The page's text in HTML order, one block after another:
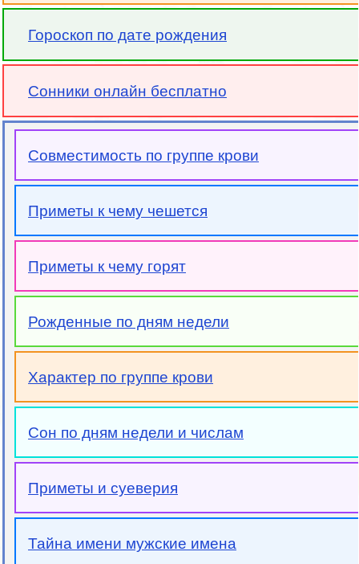
Гороскоп по дате рождения
Сонники онлайн бесплатно
Совместимость по группе крови
Приметы к чему чешется
Приметы к чему горят
Рожденные по дням недели
Характер по группе крови
Сон по дням недели и числам
Приметы и суеверия
Тайна имени мужские имена